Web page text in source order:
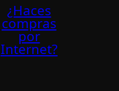
¿Haces
compras
por
Internet?